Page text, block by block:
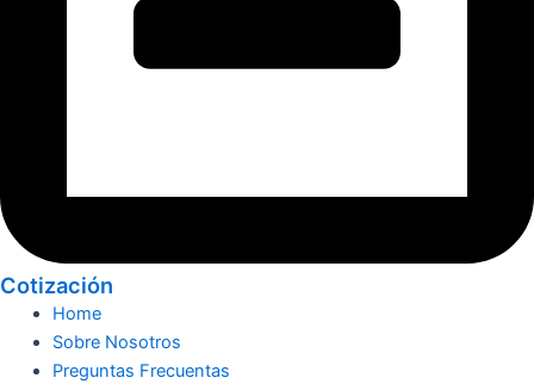
Cotización
Home
Sobre Nosotros
Preguntas Frecuentas